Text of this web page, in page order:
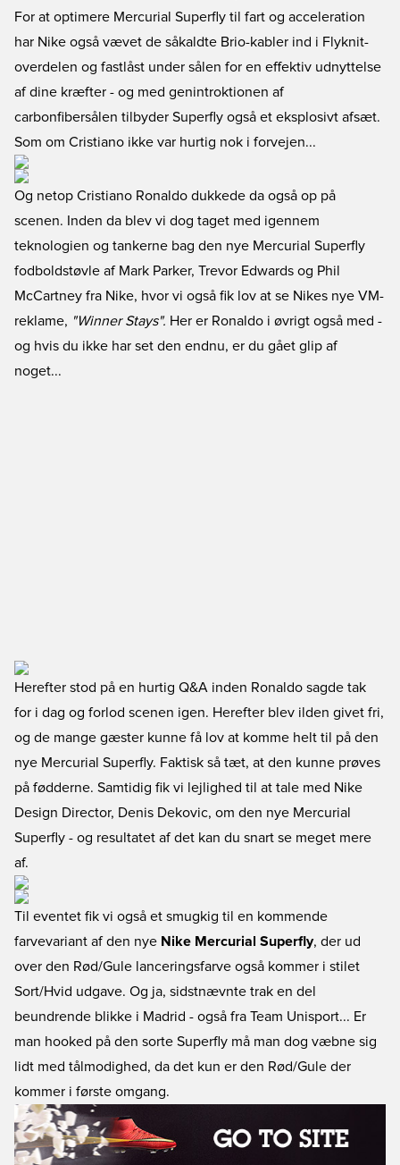
For at optimere Mercurial Superfly til fart og acceleration
har Nike også vævet de såkaldte Brio-kabler ind i Flyknit-
overdelen og fastlåst under sålen for en effektiv udnyttelse
af dine kræfter - og med genintroktionen af
carbonfibersålen tilbyder Superfly også et eksplosivt afsæt.
Som om Cristiano ikke var hurtig nok i forvejen...
Og netop Cristiano Ronaldo dukkede da også op på
scenen. Inden da blev vi dog taget med igennem
teknologien og tankerne bag den nye Mercurial Superfly
fodboldstøvle af Mark Parker, Trevor Edwards og Phil
McCartney fra Nike, hvor vi også fik lov at se Nikes nye VM-
reklame, "Winner Stays". Her er Ronaldo i øvrigt også med -
og hvis du ikke har set den endnu, er du gået glip af
noget...
Herefter stod på en hurtig Q&A inden Ronaldo sagde tak
for i dag og forlod scenen igen. Herefter blev ilden givet fri,
og de mange gæster kunne få lov at komme helt til på den
nye Mercurial Superfly. Faktisk så tæt, at den kunne prøves
på fødderne. Samtidig fik vi lejlighed til at tale med Nike
Design Director, Denis Dekovic, om den nye Mercurial
Superfly - og resultatet af det kan du snart se meget mere
af.
Til eventet fik vi også et smugkig til en kommende
farvevariant af den nye Nike Mercurial Superfly, der ud
over den Rød/Gule lanceringsfarve også kommer i stilet
Sort/Hvid udgave. Og ja, sidstnævnte trak en del
beundrende blikke i Madrid - også fra Team Unisport... Er
man hooked på den sorte Superfly må man dog væbne sig
lidt med tålmodighed, da det kun er den Rød/Gule der
kommer i første omgang.